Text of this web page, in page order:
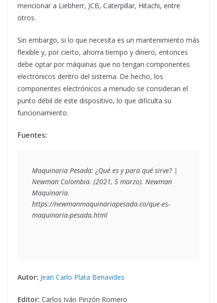
mencionar a Liebherr, JCB, Caterpillar, Hitachi, entre
otros.
Sin embargo, si lo que necesita es un mantenimiento más
flexible y, por cierto, ahorra tiempo y dinero, entonces
debe optar por máquinas que no tengan componentes
electrónicos dentro del sistema. De hecho, los
componentes electrónicos a menudo se consideran el
punto débil de este dispositivo, lo que dificulta su
funcionamiento.
Fuentes:
Maquinaria Pesada: ¿Qué es y para qué sirve? |
Newman Colombia. (2021, 5 marzo). Newman
Maquinaria.
https://newmanmaquinariapesada.co/que-es-
maquinaria-pesada.html
Autor: Jean Carlo Plata Benavides
Editor: Carlos Iván Pinzón Romero